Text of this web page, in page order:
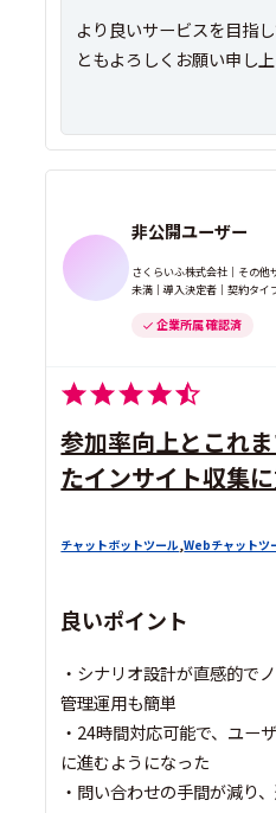
より良いサービスを目指
ともよろしくお願い申し上
非公開ユーザー
さくらいふ株式会社｜その他
未満｜導入決定者｜契約タイ
企業所属 確認済
参加率向上とこれ
たインサイト収集に
チャットボットツール ,Webチャットツ
良いポイント
・シナリオ設計が直感的で
管理運用も簡単
・24時間対応可能で、ユー
に進むようになった
・問い合わせの手間が減り